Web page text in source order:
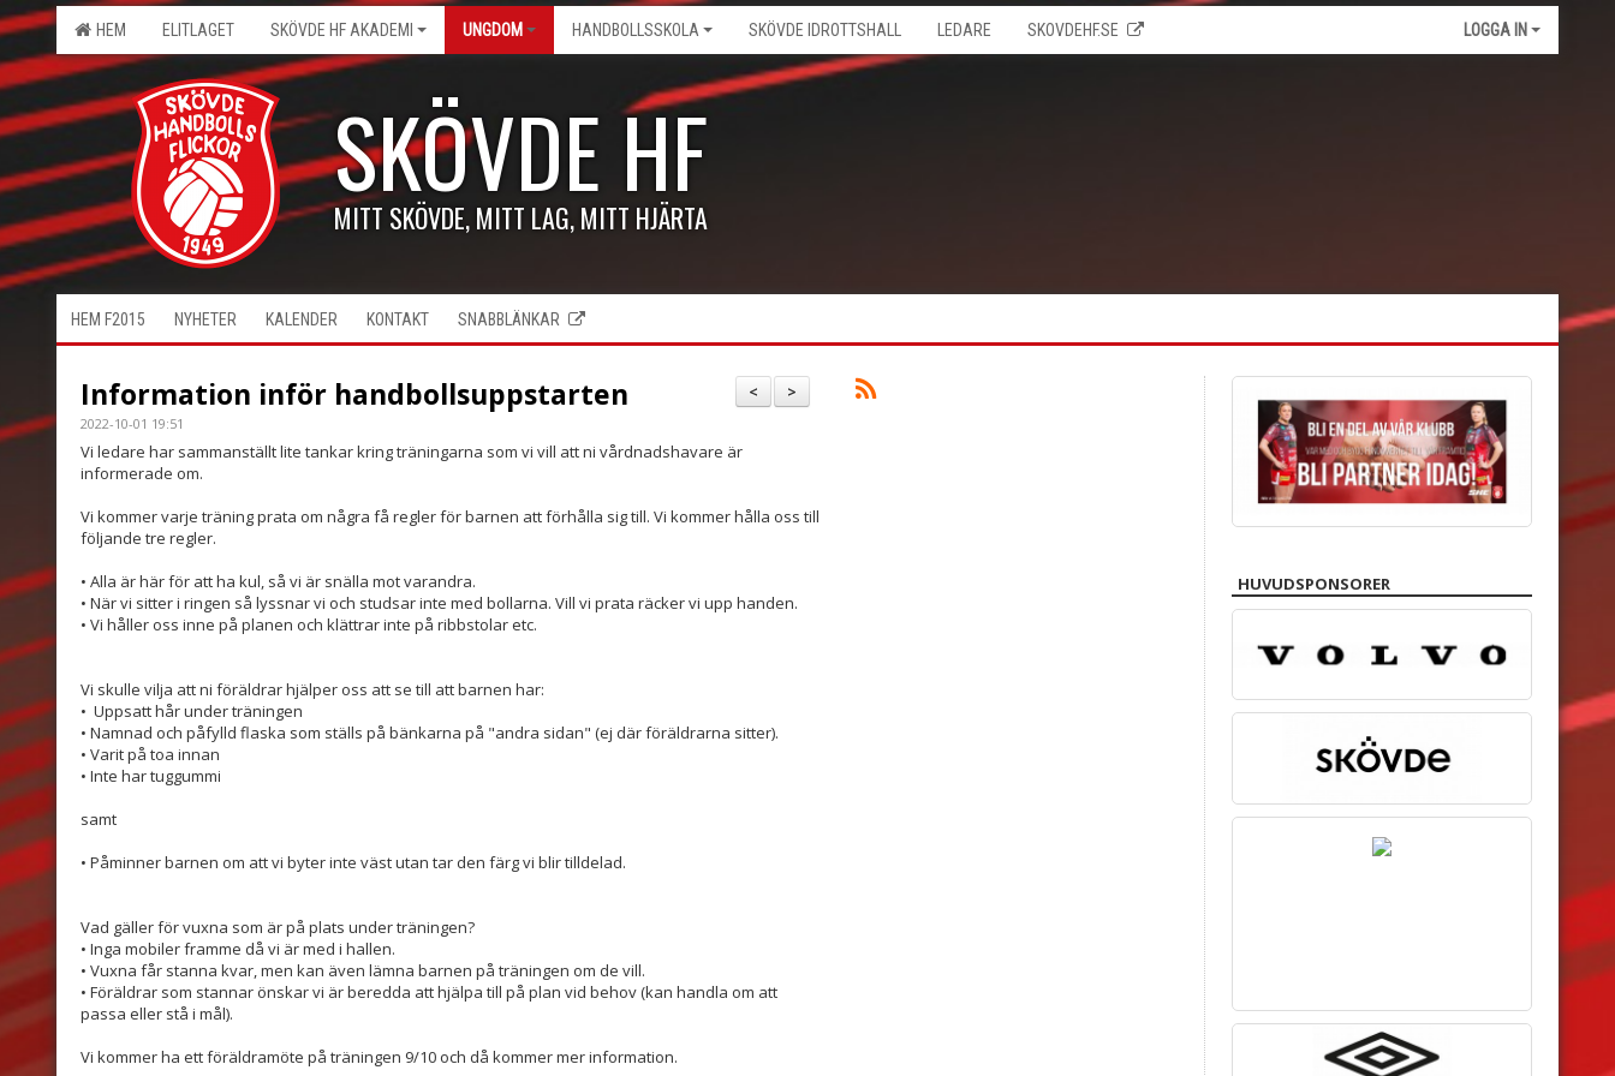
HEM ELITLAGET SKÖVDE HF AKADEMI UNGDOM HANDBOLLSSKOLA SKÖVDE IDROTTSHALL LEDARE SKOVDEHF.SE LOGGA IN
SKÖVDE HF
MITT SKÖVDE, MITT LAG, MITT HJÄRTA
HEM F2015 NYHETER KALENDER KONTAKT SNABBLÄNKAR
>
<
Information inför handbollsuppstarten
2022-10-01 19:51
Vi ledare har sammanställt lite tankar kring träningarna som vi vill att ni vårdnadshavare är
informerade om.
Vi kommer varje träning prata om några få regler för barnen att förhålla sig till. Vi kommer hålla oss till
följande tre regler.
• Alla är här för att ha kul, så vi är snälla mot varandra.
• När vi sitter i ringen så lyssnar vi och studsar inte med bollarna. Vill vi prata räcker vi upp handen.
• Vi håller oss inne på planen och klättrar inte på ribbstolar etc.
Vi skulle vilja att ni föräldrar hjälper oss att se till att barnen har:
• Uppsatt hår under träningen
• Namnad och påfylld flaska som ställs på bänkarna på "andra sidan" (ej där föräldrarna sitter).
• Varit på toa innan
• Inte har tuggummi
samt
• Påminner barnen om att vi byter inte väst utan tar den färg vi blir tilldelad.
Vad gäller för vuxna som är på plats under träningen?
• Inga mobiler framme då vi är med i hallen.
• Vuxna får stanna kvar, men kan även lämna barnen på träningen om de vill.
• Föräldrar som stannar önskar vi är beredda att hjälpa till på plan vid behov (kan handla om att
passa eller stå i mål).
Vi kommer ha ett föräldramöte på träningen 9/10 och då kommer mer information.
HUVUDSPONSORER